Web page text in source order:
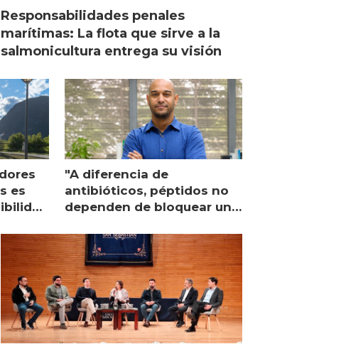
Responsabilidades penales
marítimas: La flota que sirve a la
salmonicultura entrega su visión
es
"A diferencia de
antibióticos, péptidos no
dependen de bloquear una